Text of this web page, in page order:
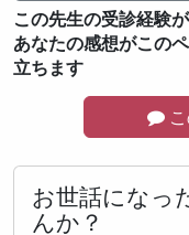
この先生の受診経験
あなたの感想がこの
立ちます
こ
お世話になっ
んか？